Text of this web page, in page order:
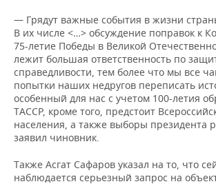
— Грядут важные события в жизни
В их числе <…> обсуждение поправок к
75-летие Победы в Великой
лежит большая ответственность по
справедливости, тем более что мы все
попытки наших недругов переписать
особенный для нас с учетом 100-летия
ТАССР, кроме того, предстоит
населения, а также выборы президента
заявил чиновник.
Также Асгат Сафаров указал на то, что
наблюдается серьезный запрос на